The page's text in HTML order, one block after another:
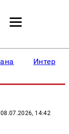
08.07.2026, 14:42